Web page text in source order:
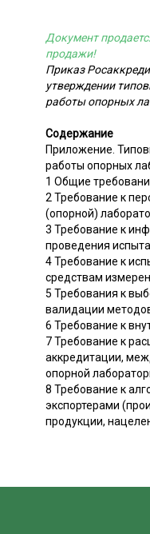
Документ
продажи!
Приказ
утверждении
работы опорных
Содержание
Приложение.
работы опорных
1 Общие
2 Требование к
(опорной)
3 Требование к
проведения
4 Требование к
средствам
5 Требования к
валидации
6 Требование к
7 Требование к
аккредитации,
опорной
8 Требование к
экспортерами
продукции,